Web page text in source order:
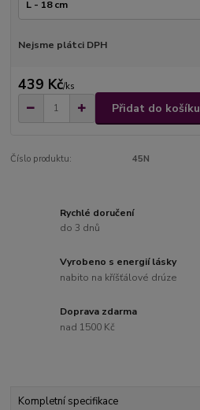
Nejsme plátci DPH
439 Kč/ks
Přidat do košíku
Číslo produktu: 45N
Rychlé doručení
do 3 dnů
Vyrobeno s energií lásky
nabito na kříšťálové drúze
Doprava zdarma
nad 1500 Kč
Kompletní specifikace